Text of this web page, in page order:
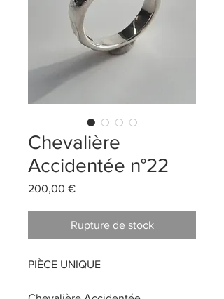
Chevalière
Accidentée n°22
200,00 €Prix
Rupture de stock
PIÈCE UNIQUE